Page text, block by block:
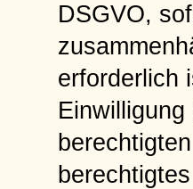
DSGVO,
erforderlich